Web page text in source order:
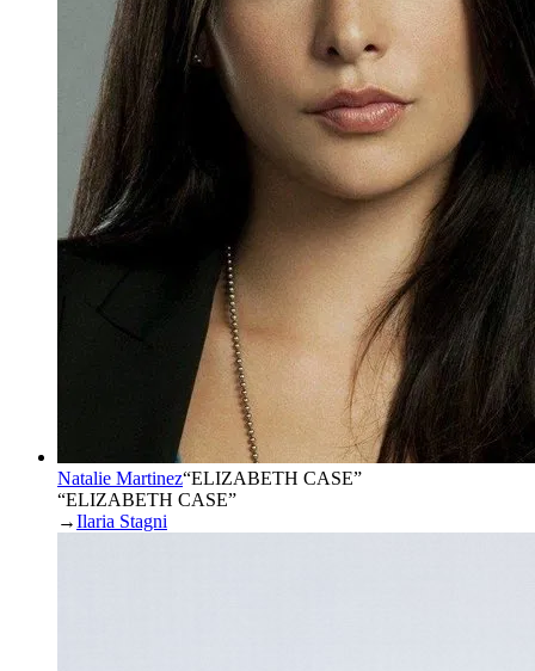
Natalie Martinez“ELIZABETH CASE”
“ELIZABETH CASE”
→Ilaria Stagni